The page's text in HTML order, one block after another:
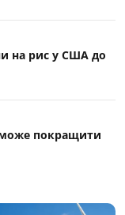
на рис у США до
може покращити